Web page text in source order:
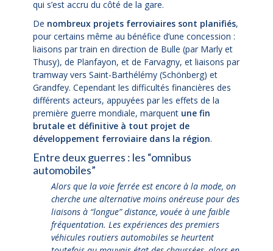
qui s’est accru du côté de la gare.
De nombreux projets ferroviaires sont planifiés,
pour certains même au bénéfice d’une concession :
liaisons par train en direction de Bulle (par Marly et
Thusy), de Planfayon, et de Farvagny, et liaisons par
tramway vers Saint-Barthélémy (Schönberg) et
Grandfey. Cependant les difficultés financières des
différents acteurs, appuyées par les effets de la
première guerre mondiale, marquent une fin
brutale et définitive à tout projet de
développement ferroviaire dans la région.
Entre deux guerres : les “omnibus
automobiles”
Alors que la voie ferrée est encore à la mode, on
cherche une alternative moins onéreuse pour des
liaisons à “longue” distance, vouée à une faible
fréquentation. Les expériences des premiers
véhicules routiers automobiles se heurtent